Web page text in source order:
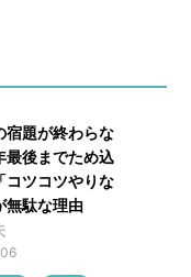
宿題が終わらな
最後までため込
コツコツやりな
無駄な理由